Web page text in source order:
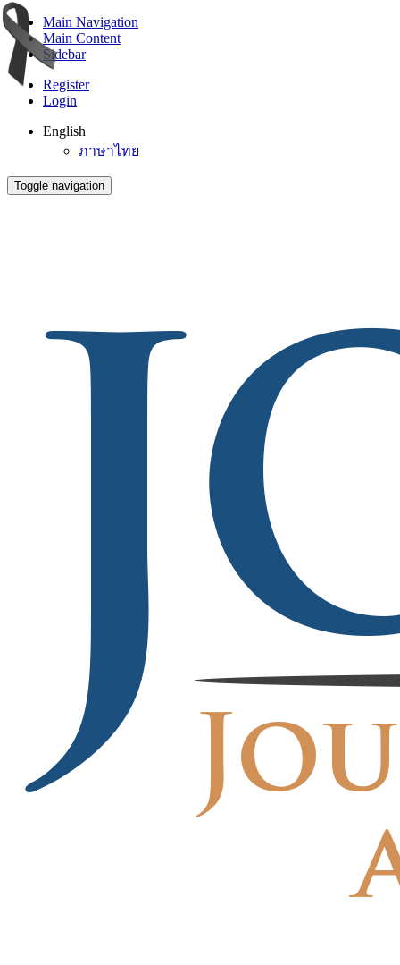
Main Navigation
Main Content
Sidebar
Register
Login
English
ภาษาไทย
Toggle navigation